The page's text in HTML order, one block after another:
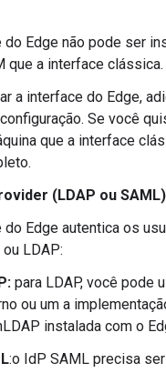
do Edge não pode ser
que a interface clássica.
a interface do Edge,
Se você
que a interface
(LDAP ou SAML)
do Edge autentica os
LDAP:
para LDAP, você pode
ou um a
instalada com o
:o IdP SAML precisa